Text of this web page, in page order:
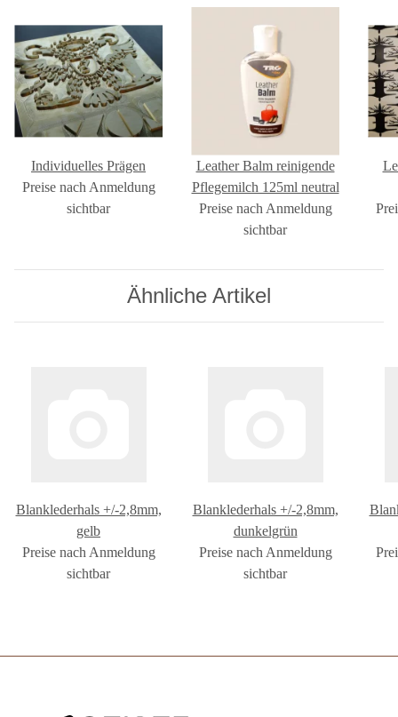
Individuelles Prägen
Preise nach Anmeldung
sichtbar
Leather Balm reinigende
Pflegemilch 125ml neutral
Preise nach Anmeldung
sichtbar
Ähnliche Artikel
Blanklederhals +/-2,8mm,
gelb
Preise nach Anmeldung
sichtbar
Blanklederhals +/-2,8mm,
dunkelgrün
Preise nach Anmeldung
sichtbar